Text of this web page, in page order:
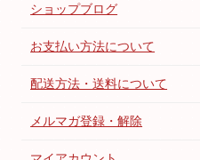
ショップブログ
お支払い方法について
配送方法・送料について
メルマガ登録・解除